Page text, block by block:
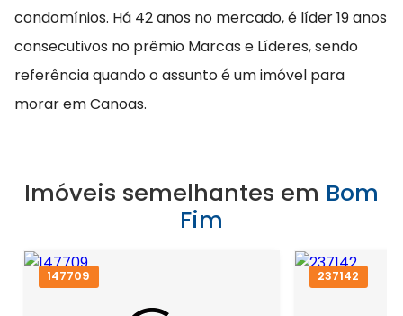
condomínios. Há 42 anos no mercado, é líder 19 anos
consecutivos no prêmio Marcas e Líderes, sendo
referência quando o assunto é um imóvel para
morar em Canoas.
Imóveis semelhantes em Bom
Fim
147709 237142